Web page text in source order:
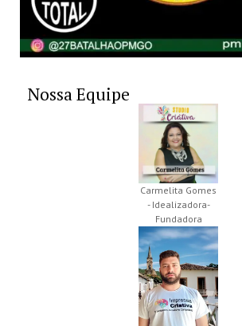
Nossa Equipe
Carmelita Gomes
- Idealizadora-
Fundadora